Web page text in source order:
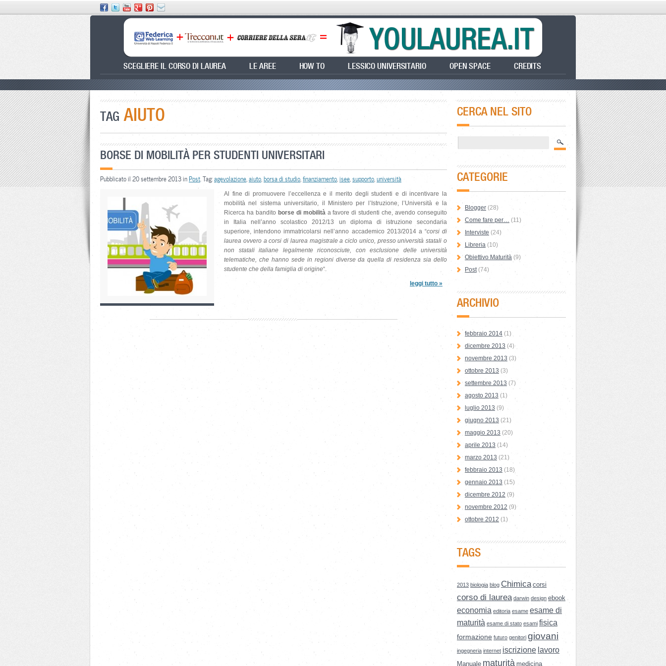
SCEGLIERE IL CORSO DI LAUREA LE AREE HOW TO LESSICO UNIVERSITARIO OPEN SPACE CREDITS
TAG AIUTO
BORSE DI MOBILITÀ PER STUDENTI UNIVERSITARI
Pubblicato il 20 settembre 2013 inPost . Tag:agevolazione aiuto borsa di studio finanziamento isee,supporto università
Al fine di promuovere l’eccellenza e il merito degli studenti e di incentivare la
mobilità nel sistema universitario, il Ministero per l’Istruzione, l’Università e la
Ricerca ha bandito borse di mobilitàa favore di studenti che, avendo conseguito
in Italia nell’anno scolastico 2012/13 un diploma di istruzione secondaria
superiore, intendono immatricolarsi nell’anno accademico 2013/2014 a “corsi di
laurea ovvero a corsi di laurea magistrale a ciclo unico, presso università statali o
non statali italiane legalmente riconosciute, con esclusione delle università
telematiche, che hanno sede in regioni diverse da quella di residenza sia dello
studente che della famiglia di origine“.
leggi tutto »
CERCA NEL SITO
CATEGORIE
Blogger (28)
Come fare per… (11)
Interviste (24)
Libreria (10)
Obiettivo Maturità (9)
Post(74)
ARCHIVIO
febbraio 2014 (1)
dicembre 2013 (4)
novembre 2013 (3)
ottobre 2013 (3)
settembre 2013 (7)
agosto 2013 (1)
luglio 2013 (9)
giugno 2013 (21)
maggio 2013 (20)
aprile 2013 (14)
marzo 2013 (21)
febbraio 2013 (18)
gennaio 2013 (15)
dicembre 2012 (9)
novembre 2012 (9)
ottobre 2012 (1)
TAGS
2013 biologia blog Chimica corsi
corso di laurea darwin design ebook
economia editoria esame esame di
maturità esame di stato esami fisica
formazione futuro genitori giovani
ingegneria internet iscrizione lavoro
Manuale maturità medicina